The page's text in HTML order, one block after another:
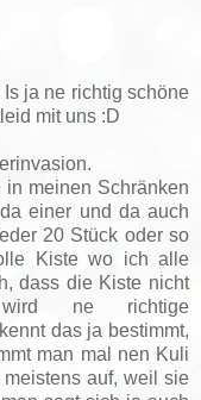
ja ne richtig schöne
mit uns :D
meinen Schränken
einer und da auch
20 Stück oder so
Kiste wo ich alle
dass die Kiste nicht
ne richtige
das ja bestimmt,
man mal nen Kuli
auf, weil sie